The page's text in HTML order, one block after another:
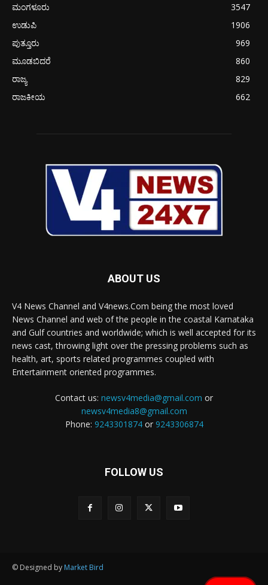
ಮಂಗಳೂರು
3547
ಉಡುಪಿ
1906
ಪುತ್ತೂರು
969
ಮೂಡಬಿದರೆ
860
ರಾಜ್ಯ
829
ರಾಜಕೀಯ
662
ABOUT US
V4 News Channel and V4news.Com being the most loved
News Channel and web of the people in the coastal Karnataka
and Gulf countries and worldwide; which is well accepted for its
news cast, throwing light over the pressing problems such as
health, art, sports related programmes coupled with
Entertainment oriented programmes.
Contact us: newsv4media@gmail.com or
newsv4media8@gmail.com
Phone: 9243301874or 9243306874
FOLLOW US
© Designed by Market Bird